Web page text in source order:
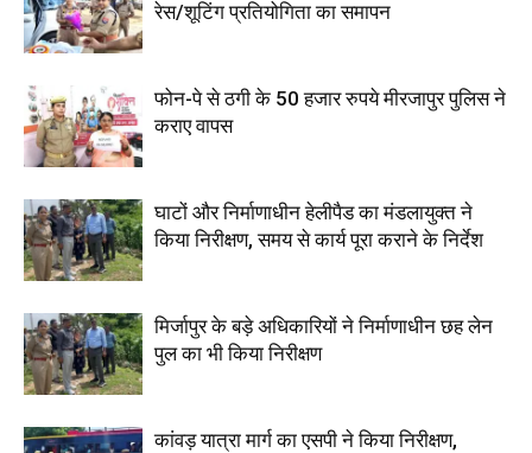
रेस/शूटिंग प्रतियोगिता का समापन
फोन-पे से ठगी के 50 हजार रुपये मीरजापुर पुलिस ने
कराए वापस
घाटों और निर्माणाधीन हेलीपैड का मंडलायुक्त ने
किया निरीक्षण, समय से कार्य पूरा कराने के निर्देश
मिर्जापुर के बड़े अधिकारियों ने निर्माणाधीन छह लेन
पुल का भी किया निरीक्षण
कांवड़ यात्रा मार्ग का एसपी ने किया निरीक्षण,